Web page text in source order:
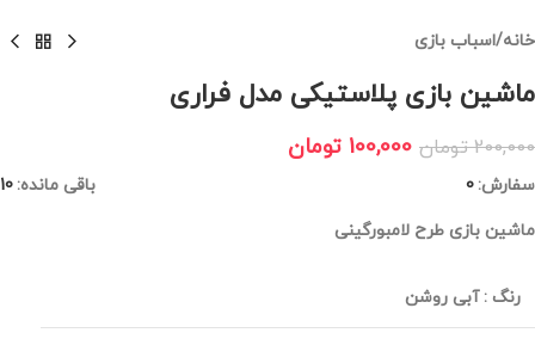
خانه/اسباب بازی
ماشین بازی پلاستیکی مدل فراری
200,000 تومان 100,000 تومان
سفارش: 0 باقی مانده: 10
ماشین بازی طرح لامبورگینی
رنگ : آبی روشن